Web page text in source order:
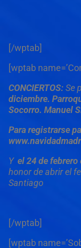
[/wptab]
[wptab
CONCIERTOS: Se
diciembre.
Socorro. Manuel
Para registrarse
Y el 24 de febrero
honor de abrir el
Santiago
[/wptab]
[wptab